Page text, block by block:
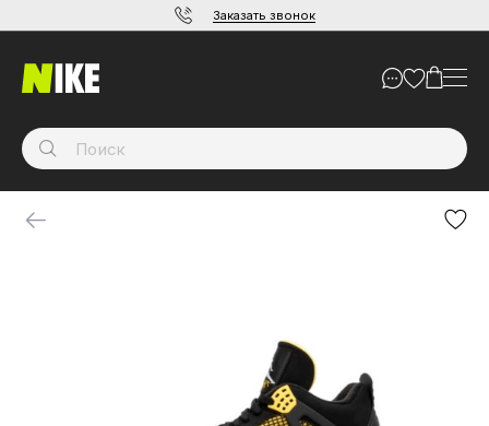
Заказать звонок